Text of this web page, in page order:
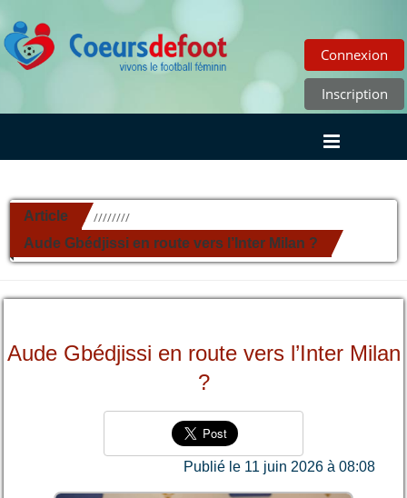
Connexion
Inscription
Article //////////
Aude Gbédjissi en route vers l’Inter Milan ?
Aude Gbédjissi en route vers l’Inter Milan
?
Publié le 11 juin 2026 à 08:08